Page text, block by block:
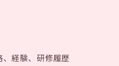
経験、研修履歴